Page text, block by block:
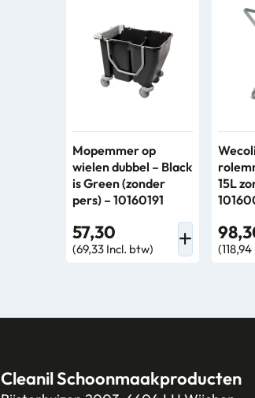
Mopemmer op
wielen dubbel – Black
is Green (zonder
pers) – 10160191
57,30
(69,33 Incl. btw)
15L
Cleanil Schoonmaakproducten